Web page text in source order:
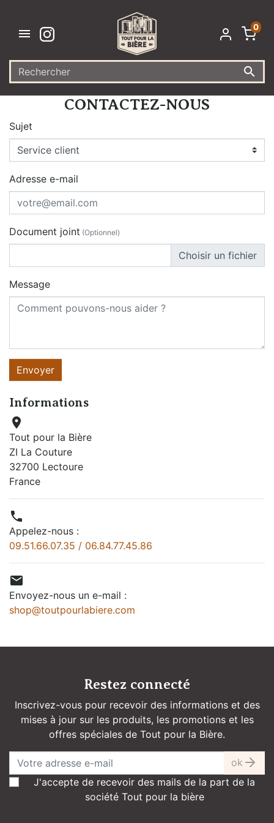


0
Informations

Tout pour la Bière
ZI La Couture
32700 Lectoure
France

Appelez-nous :
09.51.66.07.35 / 06.84.77.45.86

Envoyez-nous un e-mail :
shop@toutpourlabiere.com
CONTACTEZ-NOUS
Sujet
Adresse e-mail
Document joint (Optionnel)
Message
Restez connecté
Inscrivez-vous pour recevoir des informations et des
mises à jour sur les produits, les promotions et les
offres spéciales de Tout pour la Bière.
ok
J'accepte de recevoir des mails de la part de la
société Tout pour la bière